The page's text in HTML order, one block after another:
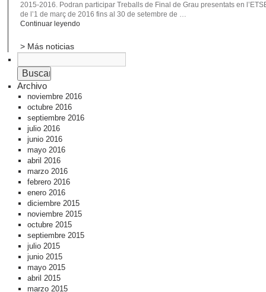
2015-2016. Podran participar Treballs de Final de Grau presentats en
de l’1 de març de 2016 fins al 30 de setembre de …
Continuar leyendo
> Más noticias
Archivo
noviembre 2016
octubre 2016
septiembre 2016
julio 2016
junio 2016
mayo 2016
abril 2016
marzo 2016
febrero 2016
enero 2016
diciembre 2015
noviembre 2015
octubre 2015
septiembre 2015
julio 2015
junio 2015
mayo 2015
abril 2015
marzo 2015